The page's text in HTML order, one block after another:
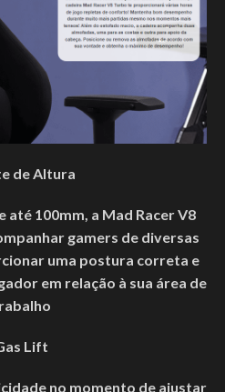
de Altura
até 100mm, a Mad Racer V8
gamers de diversas
uma postura correta e
em relação à sua área de
Lift
no momento de ajustar